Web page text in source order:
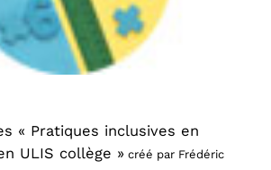
« Pratiques inclusives en
ULIS collège » créé par Frédéric